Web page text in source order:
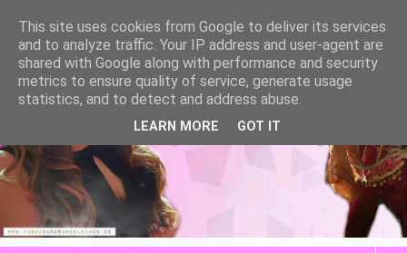
This site uses cookies from Google to deliver its services
and to analyze traffic. Your IP address and user-agent are
shared with Google along with performance and security
metrics to ensure quality of service, generate usage
statistics, and to detect and address abuse.
LEARN MORE GOT IT